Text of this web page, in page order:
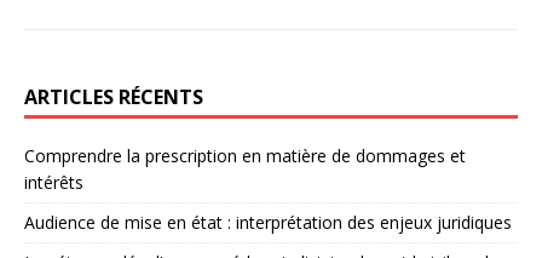
ARTICLES RÉCENTS
Comprendre la prescription en matière de dommages et
intérêts
Audience de mise en état : interprétation des enjeux juridiques